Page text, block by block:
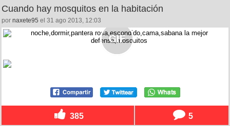
Cuando hay mosquitos en la habitación
por naxete95 el 31 ago 2013, 12:03
385 5